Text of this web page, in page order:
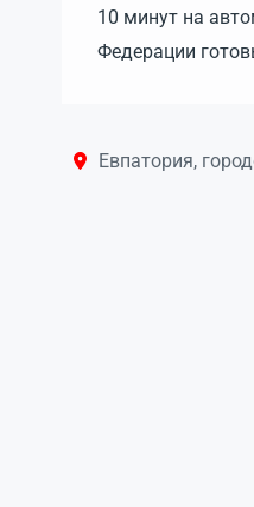
10 минут на
Федерации
Евпатория,